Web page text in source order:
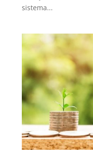
sistema...